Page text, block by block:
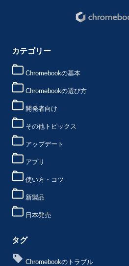
カテゴリー
Chromebookの基本
Chromebookの選び方
開発者向け
その他トピックス
アップデート
アプリ
使い方・コツ
新製品
日本発売
タグ
Chromebookのトラブル